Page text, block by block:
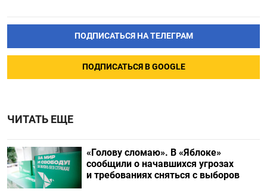
ПОДПИСАТЬСЯ НА ТЕЛЕГРАМ
ПОДПИСАТЬСЯ В GOOGLE
ЧИТАТЬ ЕЩЕ
«Голову сломаю». В «Яблоке»
сообщили о начавшихся угрозах
и требованиях сняться с выборов